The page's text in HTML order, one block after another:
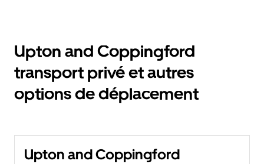
Upton and Coppingford
transport privé et autres
options de déplacement
Upton and Coppingford